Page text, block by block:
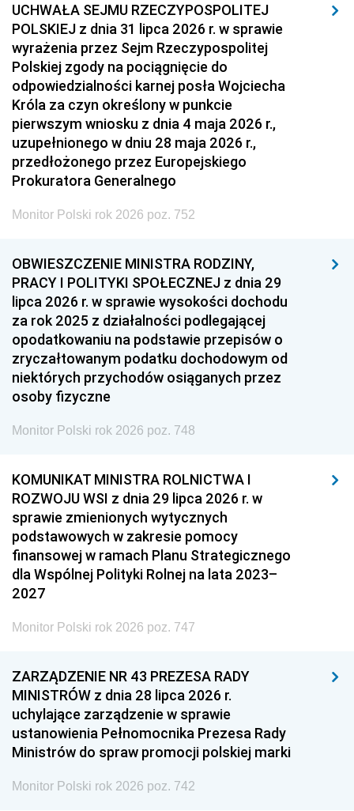
UCHWAŁA SEJMU RZECZYPOSPOLITEJ
POLSKIEJ z dnia 31 lipca 2026 r. w sprawie
wyrażenia przez Sejm Rzeczypospolitej
Polskiej zgody na pociągnięcie do
odpowiedzialności karnej posła Wojciecha
Króla za czyn określony w punkcie
pierwszym wniosku z dnia 4 maja 2026 r.,
uzupełnionego w dniu 28 maja 2026 r.,
przedłożonego przez Europejskiego
Prokuratora Generalnego
Monitor Polski rok 2026 poz. 752
OBWIESZCZENIE MINISTRA RODZINY,
PRACY I POLITYKI SPOŁECZNEJ z dnia 29
lipca 2026 r. w sprawie wysokości dochodu
za rok 2025 z działalności podlegającej
opodatkowaniu na podstawie przepisów o
zryczałtowanym podatku dochodowym od
niektórych przychodów osiąganych przez
osoby fizyczne
Monitor Polski rok 2026 poz. 748
KOMUNIKAT MINISTRA ROLNICTWA I
ROZWOJU WSI z dnia 29 lipca 2026 r. w
sprawie zmienionych wytycznych
podstawowych w zakresie pomocy
finansowej w ramach Planu Strategicznego
dla Wspólnej Polityki Rolnej na lata 2023–
2027
Monitor Polski rok 2026 poz. 747
ZARZĄDZENIE NR 43 PREZESA RADY
MINISTRÓW z dnia 28 lipca 2026 r.
uchylające zarządzenie w sprawie
ustanowienia Pełnomocnika Prezesa Rady
Ministrów do spraw promocji polskiej marki
Monitor Polski rok 2026 poz. 742